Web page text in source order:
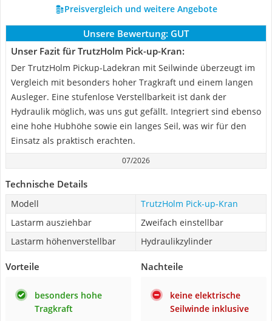
Preisvergleich und weitere Angebote
Unsere Bewertung: GUT
Unser Fazit für TrutzHolm Pick-up-Kran:
Der TrutzHolm Pickup-Ladekran mit Seilwinde überzeugt im
Vergleich mit besonders hoher Tragkraft und einem langen
Ausleger. Eine stufenlose Verstellbarkeit ist dank der
Hydraulik möglich, was uns gut gefällt. Integriert sind ebenso
eine hohe Hubhöhe sowie ein langes Seil, was wir für den
Einsatz als praktisch erachten.
07/2026
Technische Details
Modell
TrutzHolm Pick-up-Kran
Lastarm ausziehbar
Zweifach einstellbar
Lastarm höhenverstellbar
Hydraulikzylinder
Vorteile
besonders hohe
Tragkraft
Nachteile
keine elektrische
Seilwinde inklusive